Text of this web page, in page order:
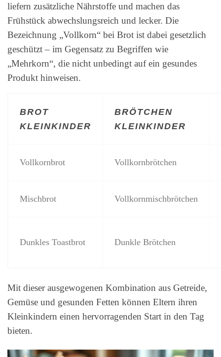
liefern zusätzliche Nährstoffe und machen das
Frühstück abwechslungsreich und lecker. Die
Bezeichnung „Vollkorn“ bei Brot ist dabei gesetzlich
geschützt – im Gegensatz zu Begriffen wie
„Mehrkorn“, die nicht unbedingt auf ein gesundes
Produkt hinweisen.
BROT
KLEINKINDER
BRÖTCHEN
KLEINKINDER
Vollkornbrot Vollkornbrötchen
Mischbrot Vollkornmischbrötchen
Dunkles Toastbrot Dunkle Brötchen
Mit dieser ausgewogenen Kombination aus Getreide,
Gemüse und gesunden Fetten können Eltern ihren
Kleinkindern einen hervorragenden Start in den Tag
bieten.